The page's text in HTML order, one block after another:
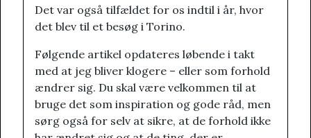
Det var også tilfældet for os indtil i år, hvor
det blev til et besøg i Torino.
Følgende artikel opdateres løbende i takt
med at jeg bliver klogere – eller som forhold
ændrer sig. Du skal være velkommen til at
bruge det som inspiration og gode råd, men
sørg også for selv at sikre, at de forhold ikke